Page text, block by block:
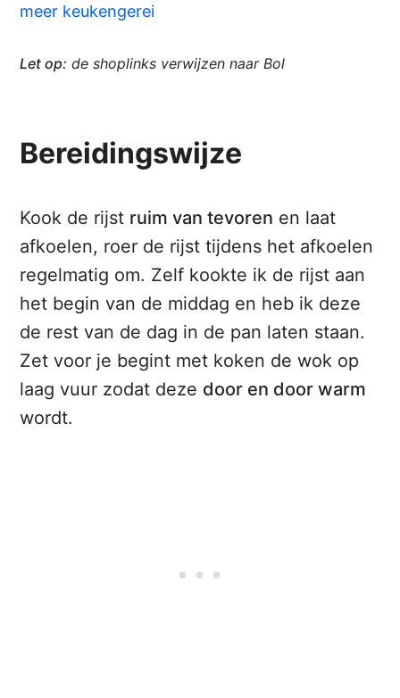
meer keukengerei
Let op: de shoplinks verwijzen naar Bol
Bereidingswijze
Kook de rijst ruim van tevoren en laat
afkoelen, roer de rijst tijdens het afkoelen
regelmatig om. Zelf kookte ik de rijst aan
het begin van de middag en heb ik deze
de rest van de dag in de pan laten staan.
Zet voor je begint met koken de wok op
laag vuur zodat deze door en door warm
wordt.